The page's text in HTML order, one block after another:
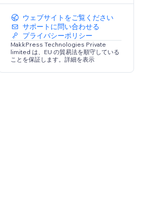
ウェブサイトをご覧ください
サポートに問い合わせる
プライバシーポリシー
MakkPress Technologies Private
limited は、EU の貿易法を順守している
ことを保証します。詳細を表示